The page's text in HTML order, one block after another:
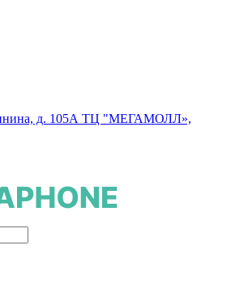
д. 105А ТЦ "МЕГАМОЛЛ»,